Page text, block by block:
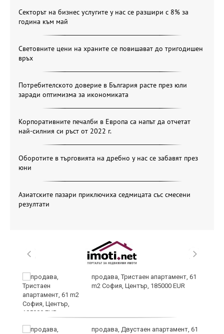
Секторът на бизнес услугите у нас се разшири с 8% за
година към май
Световните цени на храните се повишават до тригодишен
връх
Потребителското доверие в България расте през юли
заради оптимизма за икономиката
Корпоративните печалби в Европа са напът да отчетат
най-силния си ръст от 2022 г.
Оборотите в търговията на дребно у нас се забавят през
юни
Азиатските пазари приключиха седмицата със смесени
резултати
продава, Тристаен апартамент, 61
m2 София, Център, 185000 EUR
продава, Двустаен апартамент, 61